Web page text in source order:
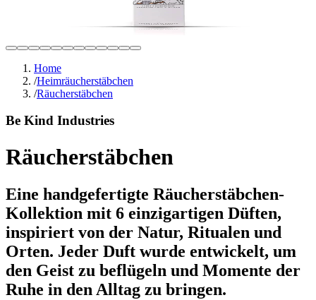
Home
/Heimräucherstäbchen
/Räucherstäbchen
Be Kind Industries
Räucherstäbchen
Eine handgefertigte Räucherstäbchen-
Kollektion mit 6 einzigartigen Düften,
inspiriert von der Natur, Ritualen und
Orten. Jeder Duft wurde entwickelt, um
den Geist zu beflügeln und Momente der
Ruhe in den Alltag zu bringen.